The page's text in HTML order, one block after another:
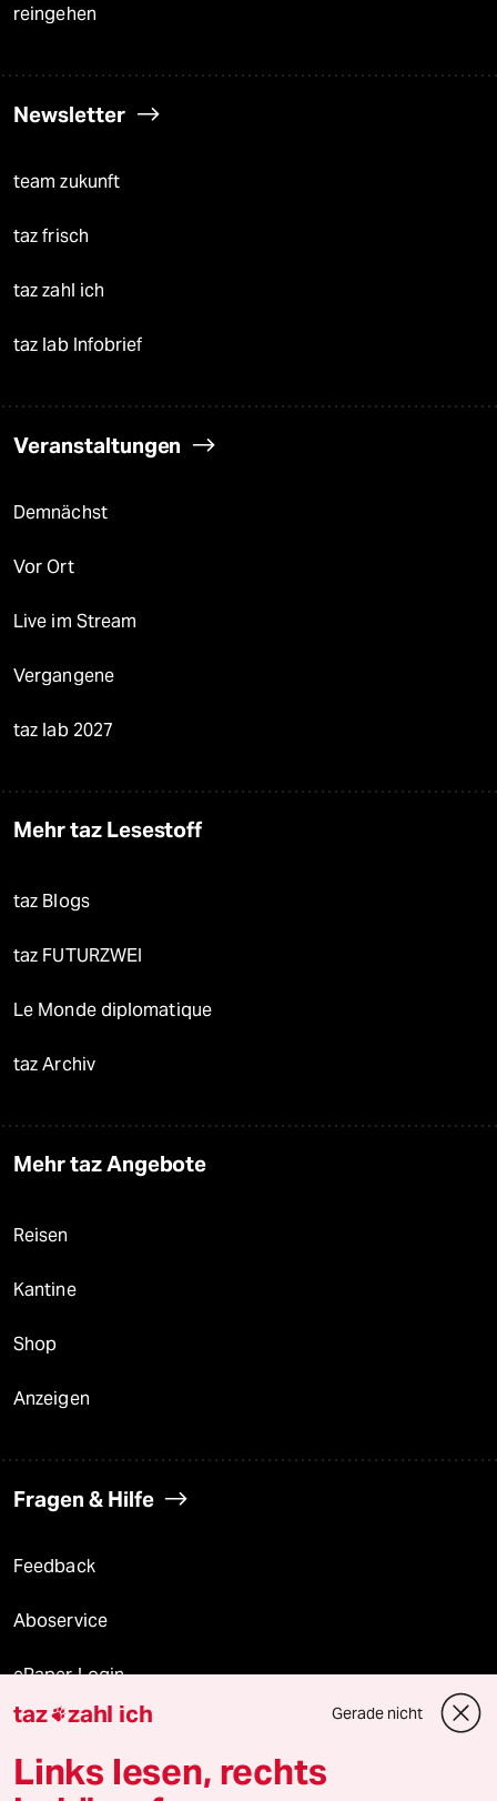
reingehen
Newsletter
team zukunft
taz frisch
taz zahl ich
taz lab Infobrief
Veranstaltungen
Demnächst
Vor Ort
Live im Stream
Vergangene
taz lab 2027
Mehr taz Lesestoff
taz Blogs
taz FUTURZWEI
Le Monde diplomatique
taz Archiv
Mehr taz Angebote
Reisen
Kantine
Shop
Anzeigen
Fragen & Hilfe
Feedback
Aboservice
ePaper Login
Downloads für Abonnierende
taz zahl ich Gerade nicht
Links lesen, rechts